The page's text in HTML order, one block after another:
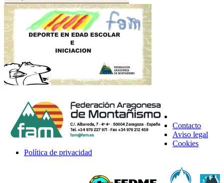
Contacto
Aviso legal
Cookies
Política de privacidad